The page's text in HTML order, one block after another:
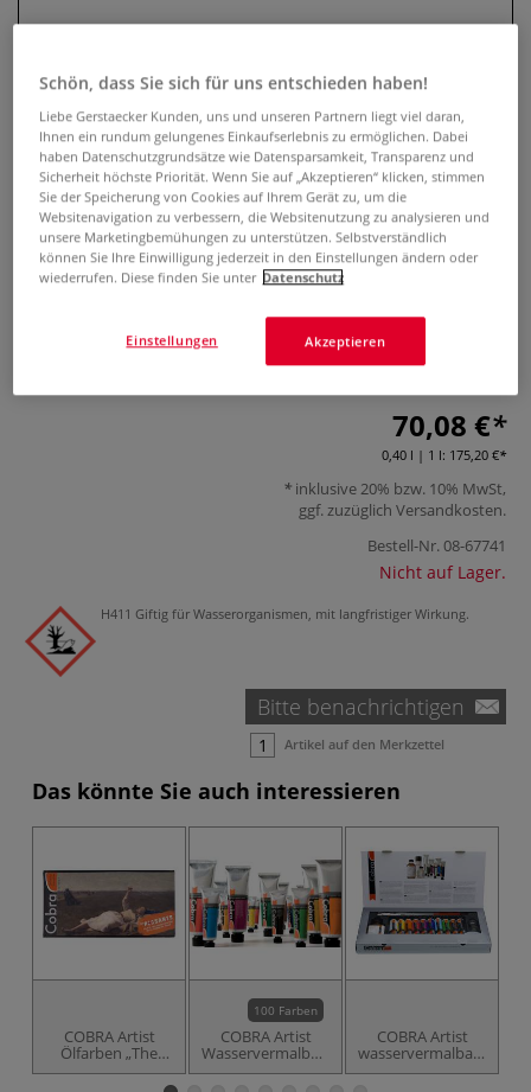
COBRA Artist Ölfarben „The
Peasants“-Set, Portrait
0 Bewertungen
COBRA Artist „The Peasants“ Porträtset enthält hochwertige
dem Film „The Peasants“ inspiriert. Inhalt 10 x 40-ml-Tuben.
70,08 €
0,40 l | 1 l: 175,20 €
inklusive 20% bzw. 10% MwSt,
ggf. zuzüglich Versandkosten.
Bestell-Nr.08-67741
Nicht auf Lager.
H411 Giftig für Wasserorganismen, mit langfristiger Wirkung.
Bitte benachrichtigen
Artikel auf den Merkzettel
Das könnte Sie auch interessieren
COBRA Artist
Ölfarben „The
Peasants“-Set,
100 Farben
COBRA Artist
Wasservermalbare
Ölfarbe, einzeln
COBRA Artist
wasservermalbare
Ölfarben, 14-
Schön, dass Sie sich für uns entschieden haben!
Liebe Gerstaecker Kunden, uns und unseren Partnern liegt viel daran,
Ihnen ein rundum gelungenes Einkaufserlebnis zu ermöglichen. Dabei
haben Datenschutzgrundsätze wie Datensparsamkeit, Transparenz und
Sicherheit höchste Priorität. Wenn Sie auf „Akzeptieren“ klicken, stimmen
Sie der Speicherung von Cookies auf Ihrem Gerät zu, um die
Websitenavigation zu verbessern, die Websitenutzung zu analysieren und
unsere Marketingbemühungen zu unterstützen. Selbstverständlich
können Sie Ihre Einwilligung jederzeit in den Einstellungen ändern oder
wiederrufen. Diese finden Sie unter Datenschutz
Akzeptieren
Einstellungen